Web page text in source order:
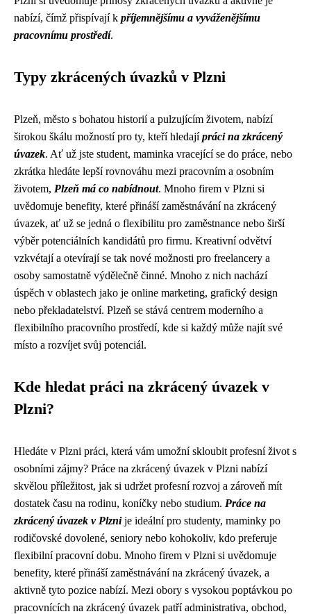
nabízí, čímž přispívají k příjemnějšímu a vyváženějšímu
pracovnímu prostředí.
Typy zkrácených úvazků v Plzni
Plzeň, město s bohatou historií a pulzujícím životem, nabízí
širokou škálu možností pro ty, kteří hledajípráci na zkrácený
úvazek. Ať už jste student, maminka vracející se do práce, nebo
zkrátka hledáte lepší rovnováhu mezi pracovním a osobním
životem, Plzeň má co nabídnout. Mnoho firem v Plzni si
uvědomuje benefity, které přináší zaměstnávání na zkrácený
úvazek, ať už se jedná o flexibilitu pro zaměstnance nebo širší
výběr potenciálních kandidátů pro firmu. Kreativní odvětví
vzkvétají a otevírají se tak nové možnosti pro freelancery a
osoby samostatně výdělečně činné. Mnoho z nich nachází
úspěch v oblastech jako je online marketing, grafický design
nebo překladatelství. Plzeň se stává centrem moderního a
flexibilního pracovního prostředí, kde si každý může najít své
místo a rozvíjet svůj potenciál.
Kde hledat práci na zkrácený úvazek v
Plzni?
Hledáte v Plzni práci, která vám umožní skloubit profesní život s
osobními zájmy? Práce na zkrácený úvazek v Plzni nabízí
skvělou příležitost, jak si udržet profesní rozvoj a zároveň mít
dostatek času na rodinu, koníčky nebo studium. Práce na
zkrácený úvazek v Plznije ideální pro studenty, maminky po
rodičovské dovolené, seniory nebo kohokoliv, kdo preferuje
flexibilní pracovní dobu. Mnoho firem v Plzni si uvědomuje
benefity, které přináší zaměstnávání na zkrácený úvazek, a
aktivně tyto pozice nabízí. Mezi obory s vysokou poptávkou po
pracovnících na zkrácený úvazek patří administrativa, obchod,